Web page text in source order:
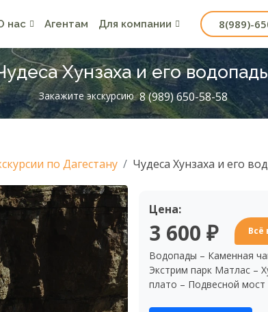
нас Агентам Для компании 8(989)-
Хунзаха и его
Закажите экскурсию 8 (989) 650-58-58
по Дагестану Чудеса Хунзаха и его
Цена:
3 600 ₽ Всё
Водопады – Каменная
Экстрим парк Матлас –
плато – Подвесной мост